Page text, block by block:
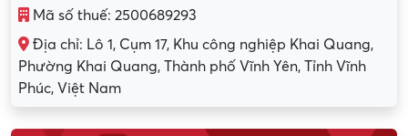
Mã số thuế: 2500689293
Địa chỉ: Lô 1, Cụm 17, Khu công nghiệp Khai Quang,
Phường Khai Quang, Thành phố Vĩnh Yên, Tỉnh Vĩnh
Phúc, Việt Nam